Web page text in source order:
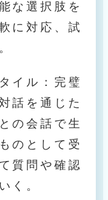
な選択肢を
に対応、試
イル：完璧
話を通じた
の会話で生
のとして受
質問や確認
く。